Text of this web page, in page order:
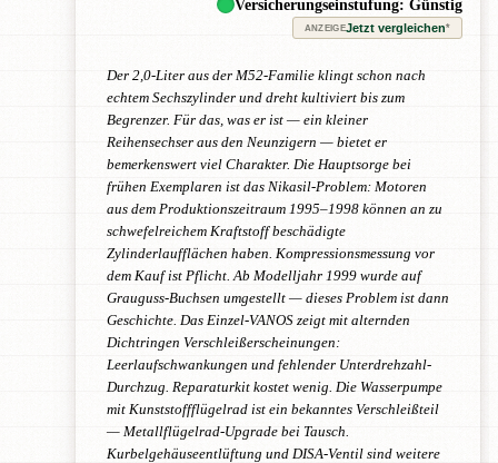
Versicherungseinstufung: Günstig
ANZEIGEJetzt vergleichen*
Der 2,0-Liter aus der M52-Familie klingt schon nach
echtem Sechszylinder und dreht kultiviert bis zum
Begrenzer. Für das, was er ist — ein kleiner
Reihensechser aus den Neunzigern — bietet er
bemerkenswert viel Charakter. Die Hauptsorge bei
frühen Exemplaren ist das Nikasil-Problem: Motoren
aus dem Produktionszeitraum 1995–1998 können an zu
schwefelreichem Kraftstoff beschädigte
Zylinderlaufflächen haben. Kompressionsmessung vor
dem Kauf ist Pflicht. Ab Modelljahr 1999 wurde auf
Grauguss-Buchsen umgestellt — dieses Problem ist dann
Geschichte. Das Einzel-VANOS zeigt mit alternden
Dichtringen Verschleißerscheinungen:
Leerlaufschwankungen und fehlender Unterdrehzahl-
Durchzug. Reparaturkit kostet wenig. Die Wasserpumpe
mit Kunststoffflügelrad ist ein bekanntes Verschleißteil
— Metallflügelrad-Upgrade bei Tausch.
Kurbelgehäuseentlüftung und DISA-Ventil sind weitere